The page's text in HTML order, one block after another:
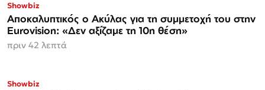
Showbiz
Αποκαλυπτικός ο Ακύλας για τη συμμετοχή του στην
Eurovision: «Δεν αξίζαμε τη 10η θέση»
πριν 42 λεπτά
Showbiz